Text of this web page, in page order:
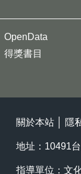
OpenData
得獎書目
關於本站 隱
地址：10491
指導單位：文